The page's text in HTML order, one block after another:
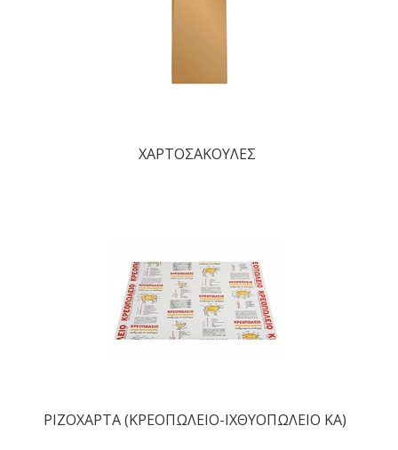
ΧΑΡΤΟΣΑΚΟΥΛΕΣ
ΡΙΖΟΧΑΡΤΑ (ΚΡΕΟΠΩΛΕΙΟ-ΙΧΘΥΟΠΩΛΕΙΟ ΚΑ)